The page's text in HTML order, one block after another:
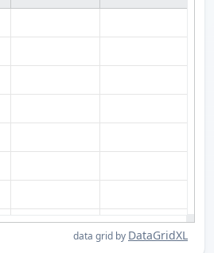
data grid by DataGridXL